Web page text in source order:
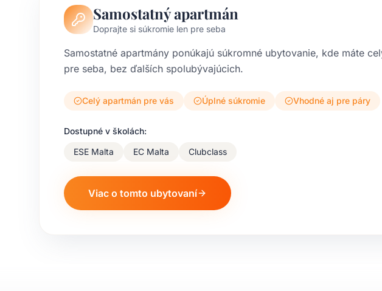
Samostatný apartmán
Doprajte si súkromie len pre seba
Samostatné apartmány ponúkajú súkromné ubytovanie, kde máte
pre seba, bez ďalších spolubývajúcich.
Celý apartmán pre vás Úplné súkromie Vhodné aj pre páry
Dostupné v školách:
ESE Malta
EC Malta Clubclass
Viac o tomto ubytovaní